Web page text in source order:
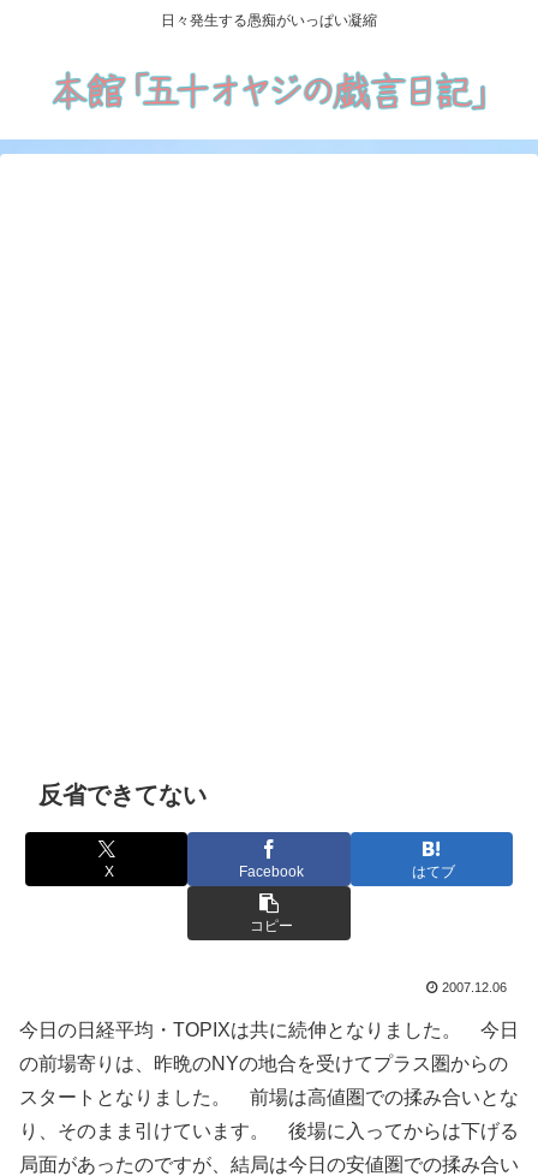
日々発生する愚痴がいっぱい凝縮
反省できてない
X Facebook はてブ
コピー
2007.12.06
今日の日経平均・TOPIXは共に続伸となりました。 今日
の前場寄りは、昨晩のNYの地合を受けてプラス圏からの
スタートとなりました。 前場は高値圏での揉み合いとな
り、そのまま引けています。 後場に入ってからは下げる
局面があったのですが、結局は今日の安値圏での揉み合い